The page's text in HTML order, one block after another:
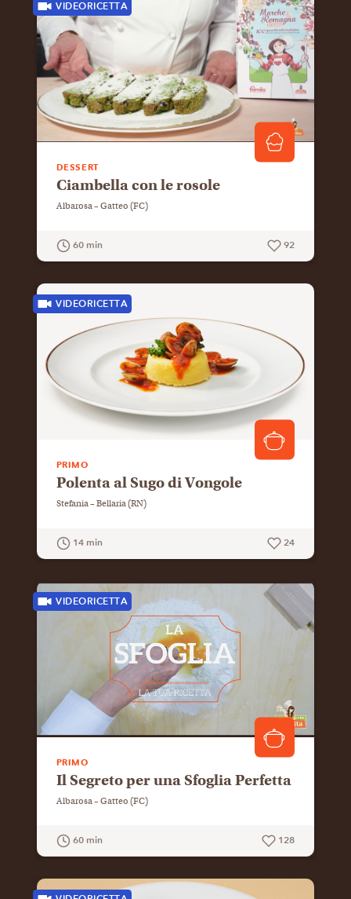
VIDEORICETTA
DESSERT
Ciambella con le rosole
Albarosa – Gatteo (FC)
60 min 92
VIDEORICETTA
PRIMO
Polenta al Sugo di Vongole
Stefania – Bellaria (RN)
14 min 24
VIDEORICETTA
PRIMO
Il Segreto per una Sfoglia Perfetta
Albarosa – Gatteo (FC)
60 min 128